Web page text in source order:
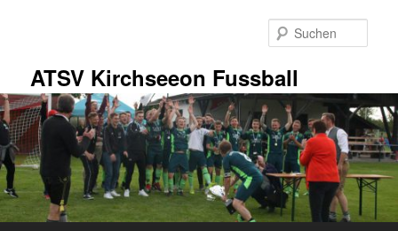
ATSV Kirchseeon Fussball